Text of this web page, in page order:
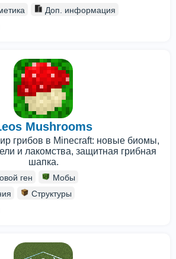
Доп. информация
Mushrooms
грибов в Minecraft: новые биомы,
и лакомства, защитная грибная
шапка.
ген
Мобы
Структуры